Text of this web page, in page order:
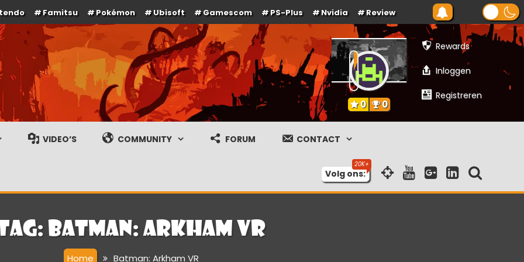
Famitsu Pokémon Ubisoft Gamescom PS-Plus Nvidia Review
gameplay streams
Rewards
Inloggen
Registreren
0 0
VIDEO’S COMMUNITY FORUM CONTACT
Volg ons:
Batman: Arkham VR
Home Batman: Arkham VR